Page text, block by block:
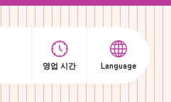
영업 시간 Language